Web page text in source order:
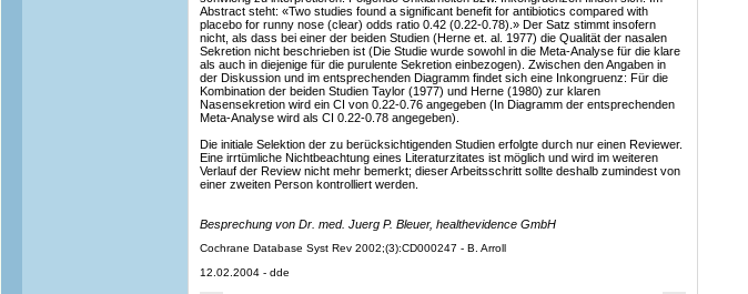
Abstract steht: «Two studies found a significant benefit for antibiotics compared with
placebo for runny nose (clear) odds ratio 0.42 (0.22-0.78).» Der Satz stimmt insofern
nicht, als dass bei einer der beiden Studien (Herne et. al. 1977) die Qualität der nasalen
Sekretion nicht beschrieben ist (Die Studie wurde sowohl in die Meta-Analyse für die klare
als auch in diejenige für die purulente Sekretion einbezogen). Zwischen den Angaben in
der Diskussion und im entsprechenden Diagramm findet sich eine Inkongruenz: Für die
Kombination der beiden Studien Taylor (1977) und Herne (1980) zur klaren
Nasensekretion wird ein CI von 0.22-0.76 angegeben (In Diagramm der entsprechenden
Meta-Analyse wird als CI 0.22-0.78 angegeben).
Die initiale Selektion der zu berücksichtigenden Studien erfolgte durch nur einen Reviewer.
Eine irrtümliche Nichtbeachtung eines Literaturzitates ist möglich und wird im weiteren
Verlauf der Review nicht mehr bemerkt; dieser Arbeitsschritt sollte deshalb zumindest von
einer zweiten Person kontrolliert werden.
Besprechung von Dr. med. Juerg P. Bleuer, healthevidence GmbH
Cochrane Database Syst Rev 2002;(3):CD000247 - B. Arroll
12.02.2004 - dde